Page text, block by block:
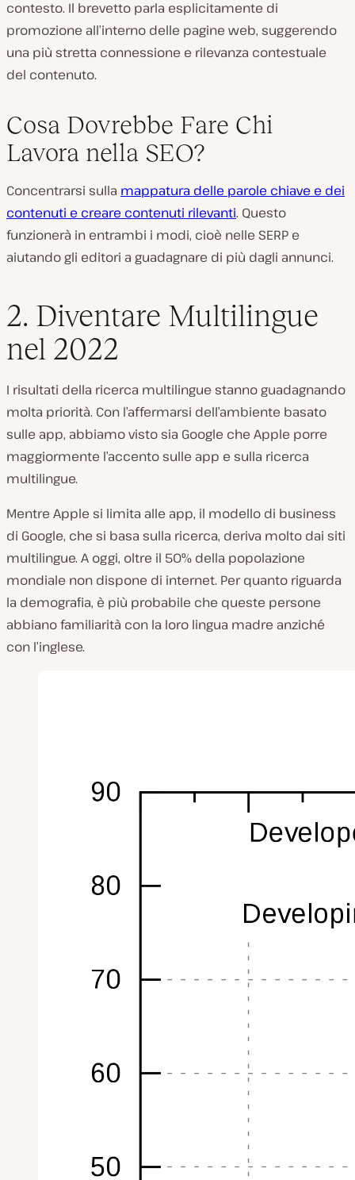
contesto. Il brevetto parla esplicitamente di
promozione all’interno delle pagine web, suggerendo
una più stretta connessione e rilevanza contestuale
del contenuto.
Cosa Dovrebbe Fare Chi
Lavora nella SEO?
Concentrarsi sulla mappatura delle parole chiave e dei
contenuti e creare contenuti rilevanti. Questo
funzionerà in entrambi i modi, cioè nelle SERP e
aiutando gli editori a guadagnare di più dagli annunci.
2. Diventare Multilingue
nel 2022
I risultati della ricerca multilingue stanno guadagnando
molta priorità. Con l’affermarsi dell’ambiente basato
sulle app, abbiamo visto sia Google che Apple porre
maggiormente l’accento sulle app e sulla ricerca
multilingue.
Mentre Apple si limita alle app, il modello di business
di Google, che si basa sulla ricerca, deriva molto dai siti
multilingue. A oggi, oltre il 50% della popolazione
mondiale non dispone di internet. Per quanto riguarda
la demografia, è più probabile che queste persone
abbiano familiarità con la loro lingua madre anziché
con l’inglese.